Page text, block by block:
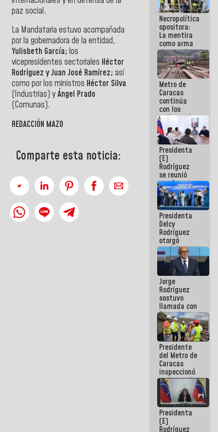
paz social.
La Mandataria estuvo acompañada
por la gobernadora de la entidad,
Yulisbeth García; los
vicepresidentes sectoriales Héctor
Rodríguez y Juan José Ramírez; así
como por los ministros Héctor Silva
(Industrias) yÁngel Prado
(Comunas).
REDACCIÓN MAZO
Comparte esta noticia:
manejo de
escombros
en La Guaira
Necropolítica
opositora:
La mentira
como arma
contra el
Pueblo
Metro de
Caracas
continúa
con los
trabajos de
mantenimiento
e inspección
en la Línea 2
Presidenta
(E)
Rodríguez
se reunió
con Estado
Mayor
Eléctrico
para
abordar
planes de
acción
Presidenta
Delcy
Rodríguez
otorgó
medalla
"Héroe de
Venezuela"
a servidores
públicos
Jorge
Rodríguez
sostuvo
llamada con
Dinorah
Figuera y
acuerdan
primer
encuentro
presencial
para el
diálogo
Presidente
del Metro de
Caracas
inspeccionó
trabajos de
rehabilitación
y
modernización
de la vía
férrea
Presidenta
(E)
Rodríguez